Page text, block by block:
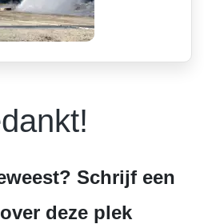
Schrijf een
deze plek